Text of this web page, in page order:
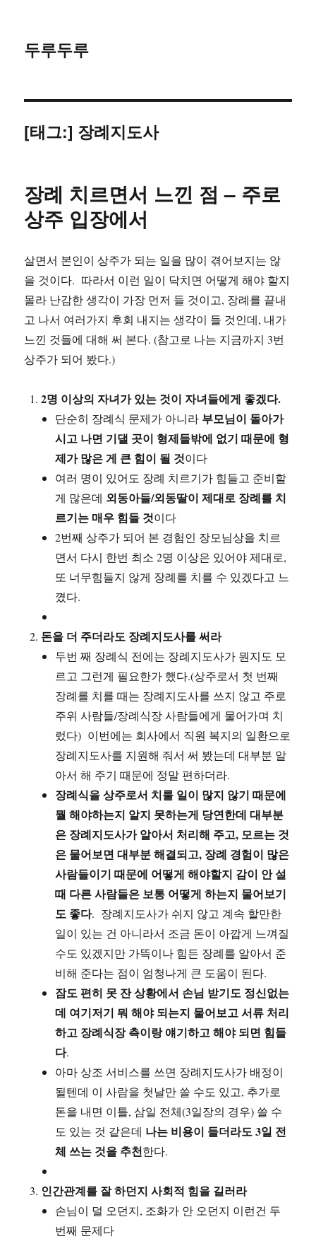
두루두루
[태그:] 장례지도사
장례 치르면서 느낀 점 – 주로
상주 입장에서
살면서 본인이 상주가 되는 일을 많이 겪어보지는 않
을 것이다. 따라서 이런 일이 닥치면 어떻게 해야 할지
몰라 난감한 생각이 가장 먼저 들 것이고, 장례를 끝내
고 나서 여러가지 후회 내지는 생각이 들 것인데, 내가
느낀 것들에 대해 써 본다. (참고로 나는 지금까지 3번
상주가 되어 봤다.)
2명 이상의 자녀가 있는 것이 자녀들에게 좋겠다.
단순히 장례식 문제가 아니라 부모님이 돌아가
시고 나면 기댈 곳이 형제들밖에 없기 때문에 형
제가 많은 게 큰 힘이 될 것이다
여러 명이 있어도 장례 치르기가 힘들고 준비할
게 많은데 외동아들/외동딸이 제대로 장례를 치
르기는 매우 힘들 것이다
2번째 상주가 되어 본 경험인 장모님상을 치르
면서 다시 한번 최소 2명 이상은 있어야 제대로,
또 너무힘들지 않게 장례를 치를 수 있겠다고 느
꼈다.
돈을 더 주더라도 장례지도사를 써라
두번 째 장례식 전에는 장례지도사가 뭔지도 모
르고 그런게 필요한가 했다.(상주로서 첫 번째
장례를 치를 때는 장례지도사를 쓰지 않고 주로
주위 사람들/장례식장 사람들에게 물어가며 치
렀다) 이번에는 회사에서 직원 복지의 일환으로
장례지도사를 지원해 줘서 써 봤는데 대부분 알
아서 해 주기 때문에 정말 편하더라.
장례식을 상주로서 치룰 일이 많지 않기 때문에
뭘 해야하는지 알지 못하는게 당연한데 대부분
은 장례지도사가 알아서 처리해 주고, 모르는 것
은 물어보면 대부분 해결되고, 장례 경험이 많은
사람들이기 때문에 어떻게 해야할지 감이 안 설
때 다른 사람들은 보통 어떻게 하는지 물어보기
도 좋다. 장례지도사가 쉬지 않고 계속 할만한
일이 있는 건 아니라서 조금 돈이 아깝게 느껴질
수도 있겠지만 가뜩이나 힘든 장례를 알아서 준
비해 준다는 점이 엄청나게 큰 도움이 된다.
잠도 편히 못 잔 상황에서 손님 받기도 정신없는
데 여기저기 뭐 해야 되는지 물어보고 서류 처리
하고 장례식장 측이랑 얘기하고 해야 되면 힘들
다.
아마 상조 서비스를 쓰면 장례지도사가 배정이
될텐데 이 사람을 첫날만 쓸 수도 있고, 추가로
돈을 내면 이틀, 삼일 전체(3일장의 경우) 쓸 수
도 있는 것 같은데 나는 비용이 들더라도 3일 전
체 쓰는 것을 추천한다.
인간관계를 잘 하던지 사회적 힘을 길러라
손님이 덜 오던지, 조화가 안 오던지 이런건 두
번째 문제다